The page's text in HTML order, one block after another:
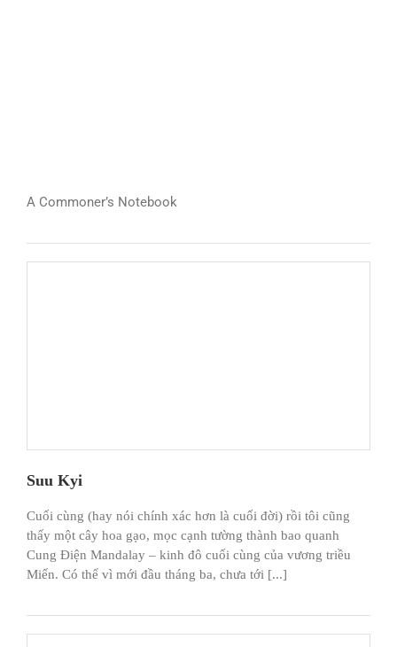
A Commoner’s Notebook
Suu Kyi
Cuối cùng (hay nói chính xác hơn là cuối đời) rồi tôi cũng
thấy một cây hoa gạo, mọc cạnh tường thành bao quanh
Cung Điện Mandalay – kinh đô cuối cùng của vương triều
Miến. Có thể vì mới đầu tháng ba, chưa tới [...]